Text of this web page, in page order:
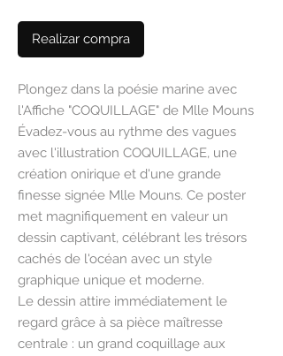
Realizar compra
Plongez dans la poésie marine avec
l'Affiche "COQUILLAGE" de Mlle Mouns
Évadez-vous au rythme des vagues
avec l'illustration COQUILLAGE, une
création onirique et d'une grande
finesse signée Mlle Mouns. Ce poster
met magnifiquement en valeur un
dessin captivant, célébrant les trésors
cachés de l'océan avec un style
graphique unique et moderne.
Le dessin attire immédiatement le
regard grâce à sa pièce maîtresse
centrale : un grand coquillage aux